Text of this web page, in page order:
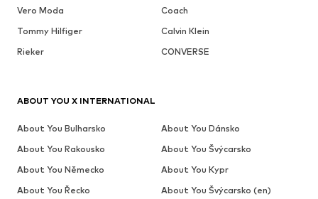
Vero Moda
Coach
Tommy Hilfiger
Calvin Klein
Rieker
CONVERSE
ABOUT YOU X INTERNATIONAL
About You Bulharsko
About You Dánsko
About You Rakousko
About You Švýcarsko
About You Německo
About You Kypr
About You Řecko
About You Švýcarsko (en)